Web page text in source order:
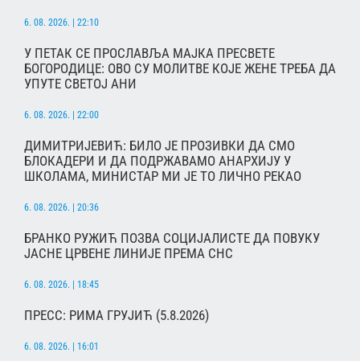
6. 08. 2026. | 22:10
У ПЕТАК СЕ ПРОСЛАВЉА МАЈКА ПРЕСВЕТЕ
БОГОРОДИЦЕ: ОВО СУ МОЛИТВЕ КОЈЕ ЖЕНЕ ТРЕБА ДА
УПУТЕ СВЕТОЈ АНИ
6. 08. 2026. | 22:00
ДИМИТРИЈЕВИЋ: БИЛО ЈЕ ПРОЗИВКИ ДА СМО
БЛОКАДЕРИ И ДА ПОДРЖАВАМО АНАРХИЈУ У
ШКОЛАМА, МИНИСТАР МИ ЈЕ ТО ЛИЧНО РЕКАО
6. 08. 2026. | 20:36
БРАНКО РУЖИЋ ПОЗВА СОЦИЈАЛИСТЕ ДА ПОВУКУ
ЈАСНЕ ЦРВЕНЕ ЛИНИЈЕ ПРЕМА СНС
6. 08. 2026. | 18:45
ПРЕСС: РИМА ГРУЈИЋ (5.8.2026)
6. 08. 2026. | 16:01